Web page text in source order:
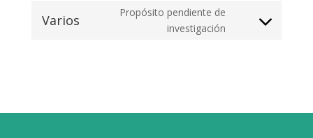
recaptcha
service
Varios
Propósito pendiente de
investigación
Consent